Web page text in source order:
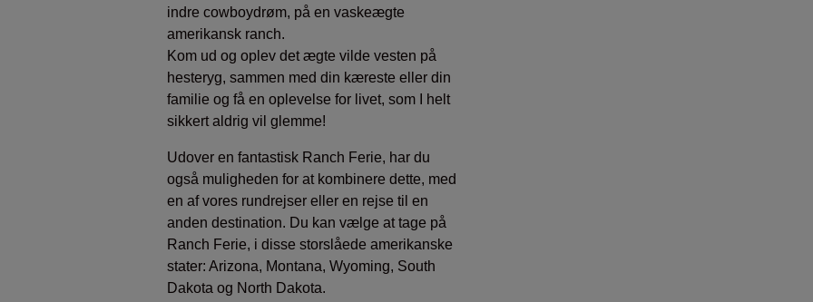
indre cowboydrøm, på en vaskeægte
amerikansk ranch.
Kom ud og oplev det ægte vilde vesten på
hesteryg, sammen med din kæreste eller din
familie og få en oplevelse for livet, som I helt
sikkert aldrig vil glemme!
Udover en fantastisk Ranch Ferie, har du
også muligheden for at kombinere dette, med
en af vores rundrejser eller en rejse til en
anden destination. Du kan vælge at tage på
Ranch Ferie, i disse storslåede amerikanske
stater: Arizona, Montana, Wyoming, South
Dakota og North Dakota.